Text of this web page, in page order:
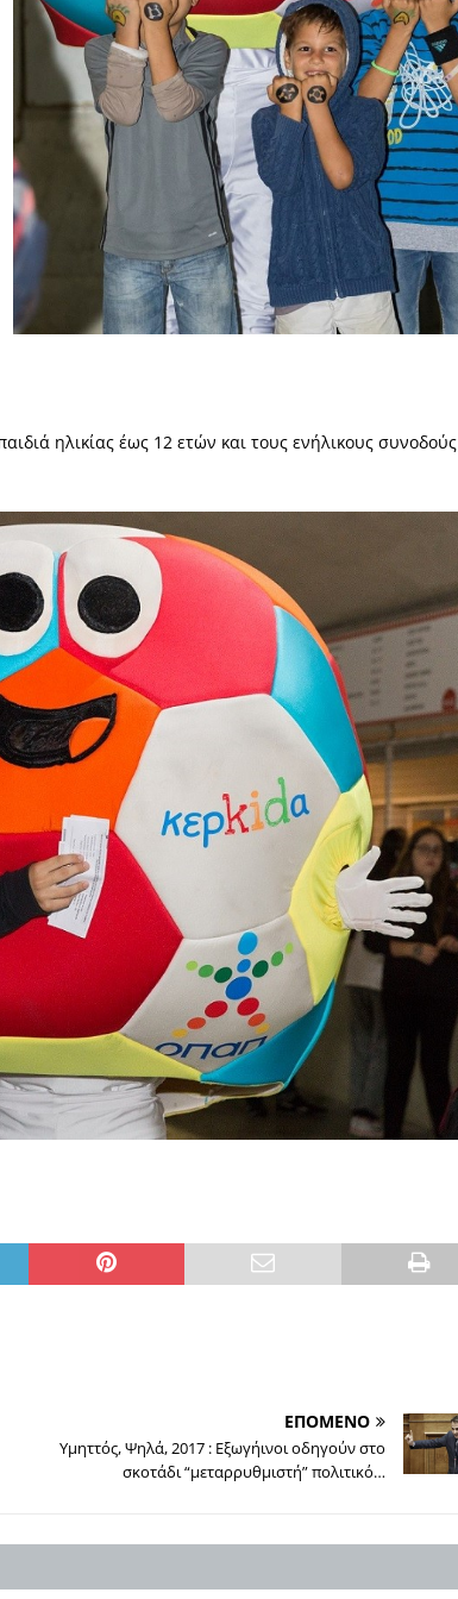
ηλικίας έως 12 ετών και τους ενήλικους συνοδούς
ΕΠΟΜΕΝΟ
Υμηττός, Ψηλά, 2017 : Εξωγήινοι οδηγούν στο
σκοτάδι “μεταρρυθμιστή” πολιτικό…